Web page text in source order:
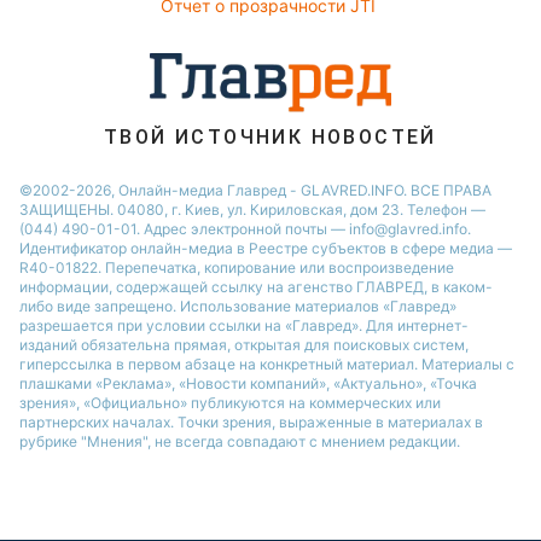
Отчет о прозрачности JTI
ТВОЙ ИСТОЧНИК НОВОСТЕЙ
©2002-2026, Онлайн-медиа Главред - GLAVRED.INFO. ВСЕ ПРАВА
ЗАЩИЩЕНЫ. 04080, г. Киев, ул. Кириловская, дом 23. Телефон —
(044) 490-01-01. Адрес электронной почты — info@glavred.info.
Идентификатор онлайн-медиа в Реестре cубъектов в сфере медиа —
R40-01822. Перепечатка, копирование или воспроизведение
информации, содержащей ссылку на агенство ГЛАВРЕД, в каком-
либо виде запрещено. Использование материалов «Главред»
разрешается при условии ссылки на «Главред». Для интернет-
изданий обязательна прямая, открытая для поисковых систем,
гиперссылка в первом абзаце на конкретный материал. Материалы с
плашками «Реклама», «Новости компаний», «Актуально», «Точка
зрения», «Официально» публикуются на коммерческих или
партнерских началах. Точки зрения, выраженные в материалах в
рубрике "Мнения", не всегда совпадают с мнением редакции.